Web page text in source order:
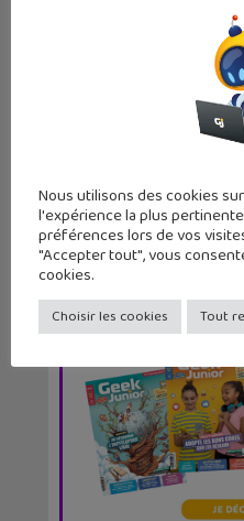
Avec Matheuses,
l’avenir des...
Nous utilisons des cookies
l'expérience la plus
préférences lors de vos
"Accepter tout", vous
cookies.
Choisir les cookies Tout